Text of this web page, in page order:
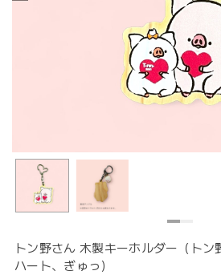
トン野さん 木製キーホルダー（トン
ハート、ぎゅっ）